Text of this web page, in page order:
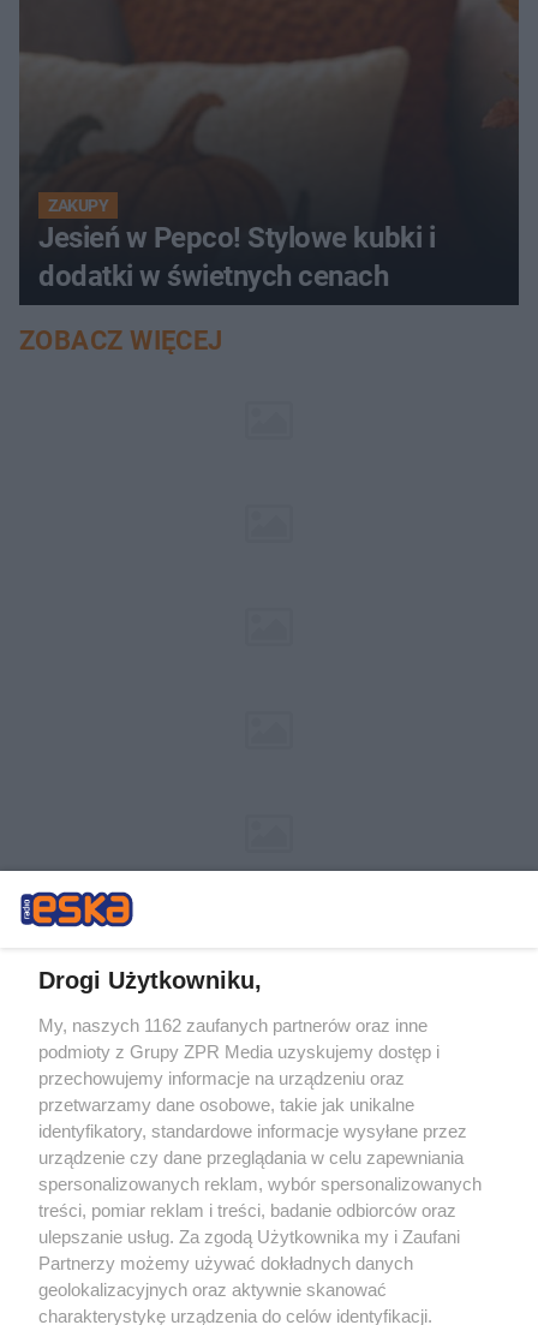
ZAKUPY
Jesień w Pepco! Stylowe kubki i
dodatki w świetnych cenach
ZOBACZ WIĘCEJ
Żaden utwór zamieszczony w serwisie nie może być powielany i
rozpowszechniany lub dalej rozpowszechniany w jakikolwiek sposób (w
tym także elektroniczny lub mechaniczny) na jakimkolwiek polu
eksploatacji w jakiejkolwiek formie, włącznie z umieszczaniem w
Internecie bez pisemnej zgody właściciela praw. Jakiekolwiek użycie lub
wykorzystanie utworów w całości lub w części z naruszeniem prawa,
tzn. bez właściwej zgody, jest zabronione pod groźbą kary i może być
ścigane prawnie.
Drogi Użytkowniku,
My, naszych 1162 zaufanych partnerów oraz inne
podmioty z Grupy ZPR Media uzyskujemy dostęp i
przechowujemy informacje na urządzeniu oraz
przetwarzamy dane osobowe, takie jak unikalne
identyfikatory, standardowe informacje wysyłane przez
urządzenie czy dane przeglądania w celu zapewniania
spersonalizowanych reklam, wybór spersonalizowanych
treści, pomiar reklam i treści, badanie odbiorców oraz
ulepszanie usług. Za zgodą Użytkownika my i Zaufani
Partnerzy możemy używać dokładnych danych
geolokalizacyjnych oraz aktywnie skanować
charakterystykę urządzenia do celów identyfikacji.